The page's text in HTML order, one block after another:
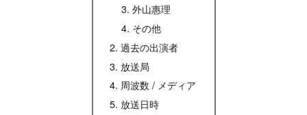
外山惠理
その他
過去の出演者
放送局
周波数 / メディア
放送日時